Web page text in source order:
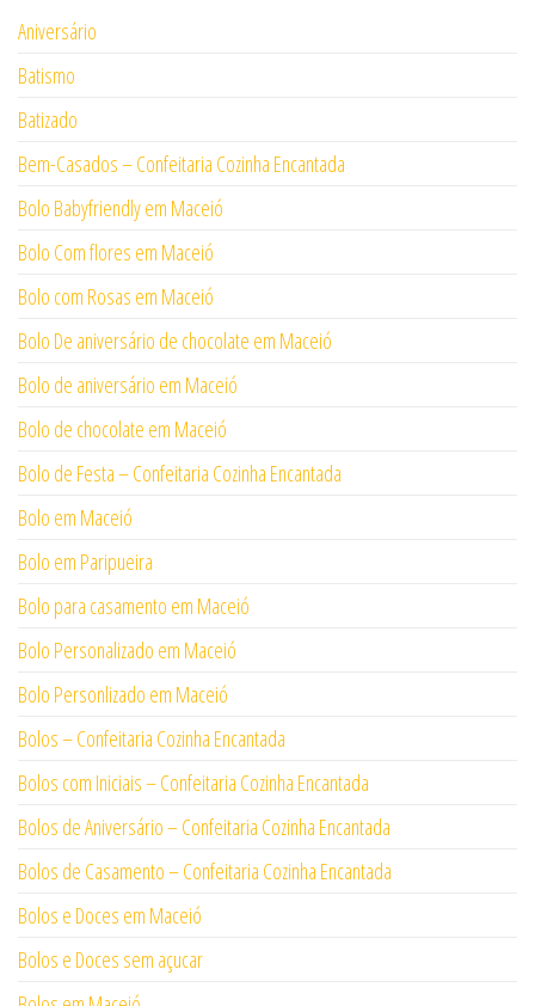
Aniversário
Batismo
Batizado
Bem-Casados – Confeitaria Cozinha Encantada
Bolo Babyfriendly em Maceió
Bolo Com flores em Maceió
Bolo com Rosas em Maceió
Bolo De aniversário de chocolate em Maceió
Bolo de aniversário em Maceió
Bolo de chocolate em Maceió
Bolo de Festa – Confeitaria Cozinha Encantada
Bolo em Maceió
Bolo em Paripueira
Bolo para casamento em Maceió
Bolo Personalizado em Maceió
Bolo Personlizado em Maceió
Bolos – Confeitaria Cozinha Encantada
Bolos com Iniciais – Confeitaria Cozinha Encantada
Bolos de Aniversário – Confeitaria Cozinha Encantada
Bolos de Casamento – Confeitaria Cozinha Encantada
Bolos e Doces em Maceió
Bolos e Doces sem açucar